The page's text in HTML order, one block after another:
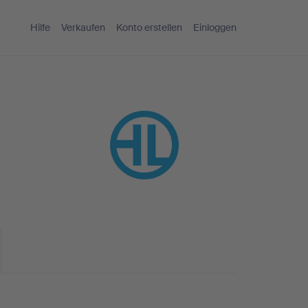
Hilfe Verkaufen Konto erstellen Einloggen